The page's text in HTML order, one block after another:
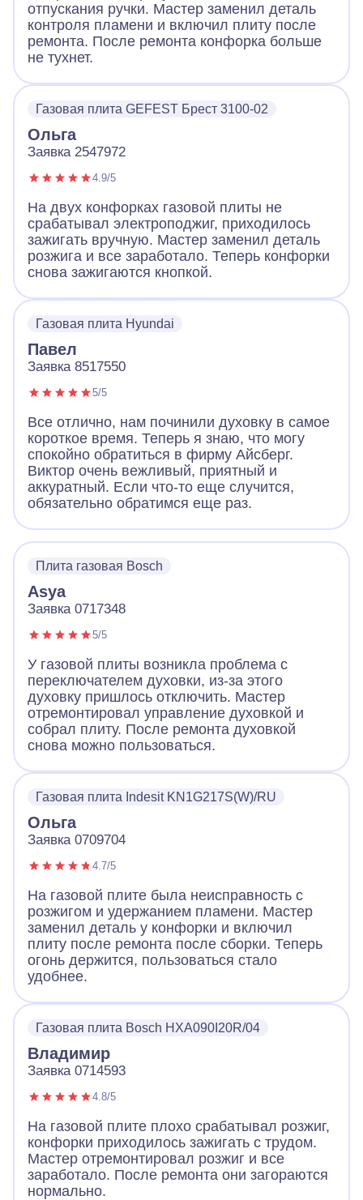
отпускания ручки. Мастер заменил деталь
контроля пламени и включил плиту после
ремонта. После ремонта конфорка больше
не тухнет.
Газовая плита GEFEST Брест 3100-02
Ольга
Заявка 2547972
4.9/5
На двух конфорках газовой плиты не
срабатывал электроподжиг, приходилось
зажигать вручную. Мастер заменил деталь
розжига и все заработало. Теперь конфорки
снова зажигаются кнопкой.
Газовая плита Hyundai
Павел
Заявка 8517550
5/5
Все отлично, нам починили духовку в самое
короткое время. Теперь я знаю, что могу
спокойно обратиться в фирму Айсберг.
Виктор очень вежливый, приятный и
аккуратный. Если что-то еще случится,
обязательно обратимся еще раз.
Плита газовая Bosch
Asya
Заявка 0717348
5/5
У газовой плиты возникла проблема с
переключателем духовки, из-за этого
духовку пришлось отключить. Мастер
отремонтировал управление духовкой и
собрал плиту. После ремонта духовкой
снова можно пользоваться.
Газовая плита Indesit KN1G217S(W)/RU
Ольга
Заявка 0709704
4.7/5
На газовой плите была неисправность с
розжигом и удержанием пламени. Мастер
заменил деталь у конфорки и включил
плиту после ремонта после сборки. Теперь
огонь держится, пользоваться стало
удобнее.
Газовая плита Bosch HXA090I20R/04
Владимир
Заявка 0714593
4.8/5
На газовой плите плохо срабатывал розжиг,
конфорки приходилось зажигать с трудом.
Мастер отремонтировал розжиг и все
заработало. После ремонта они загораются
нормально.